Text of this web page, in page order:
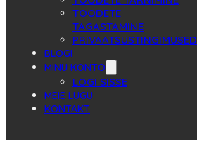
TOODETE
TAGASTAMINE
PRIVAATSUSTINGIMUSED
BLOGI
MINU KONTO
LOGI SISSE
MEIE LUGU
KONTAKT